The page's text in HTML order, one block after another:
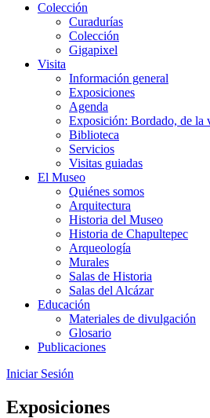
Colección
Curadurías
Colección
Gigapixel
Visita
Información general
Exposiciones
Agenda
Exposición: Bordado, de la
Biblioteca
Servicios
Visitas guiadas
El Museo
Quiénes somos
Arquitectura
Historia del Museo
Historia de Chapultepec
Arqueología
Murales
Salas de Historia
Salas del Alcázar
Educación
Materiales de divulgación
Glosario
Publicaciones
Iniciar Sesión
Exposiciones